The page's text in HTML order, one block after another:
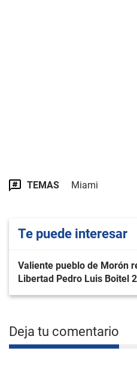
TEMAS Miami
Te puede interesar
Valiente pueblo de Morón
Libertad Pedro Luis Boitel
Deja tu comentario